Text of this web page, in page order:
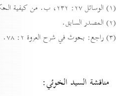
(۱) الوسائل ۲۷: ۲۳۲، ب. من كيفية الحكم، ح..
(۲) المصدر السابق.
(۳) راجع: بحوث في شرح العروة ۲: ۷۸.
مناقشة السيد الخوئي: